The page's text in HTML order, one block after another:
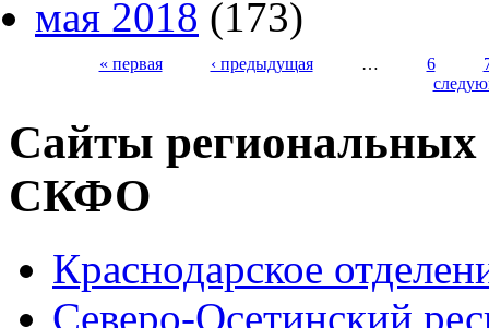
мая 2018 (173)
« первая ‹ предыдущая … 6
Сайты
СКФО
Краснодарское
Северо-Осетинский